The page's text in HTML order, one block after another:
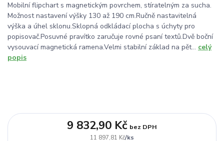
Mobilní flipchart s magnetickým povrchem, stíratelným za sucha.
Možnost nastavení výšky 130 až 190 cm.Ručně nastavitelná
výška a úhel sklonu.Sklopná odkládací plocha s úchyty pro
popisovač.Posuvné pravítko zaručuje rovné psaní textů.Dvě boční
vysouvací magnetická ramena.Velmi stabilní základ na pět... celý
popis
11 897,81 Kč/ks
9 832,90 Kč bez DPH